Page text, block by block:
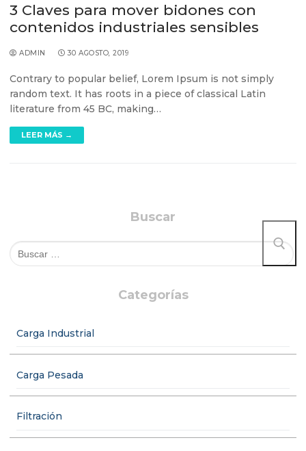
3 Claves para mover bidones con
contenidos industriales sensibles
ADMIN 30 AGOSTO, 2019
Contrary to popular belief, Lorem Ipsum is not simply
random text. It has roots in a piece of classical Latin
literature from 45 BC, making…
LEER MÁS →
Buscar
Categorías
Carga Industrial
Carga Pesada
Filtración